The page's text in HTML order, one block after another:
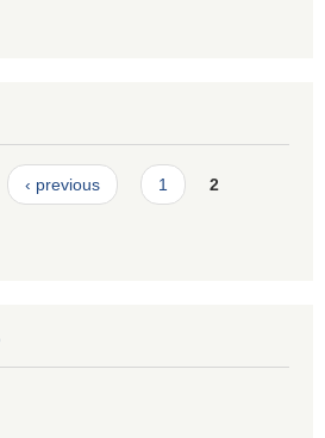
‹ previous 1 2